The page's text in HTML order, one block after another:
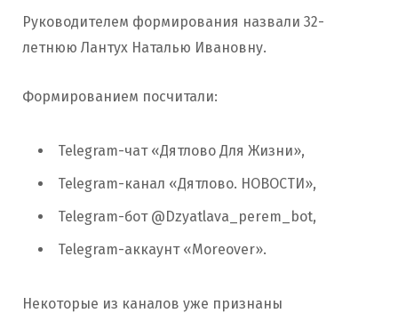
Руководителем формирования назвали 32-
летнюю Лантух Наталью Ивановну.
Формированием посчитали:
Telegram-чат «Дятлово Для Жизни»,
Telegram-канал «Дятлово. НОВОСТИ»,
Telegram-бот @Dzyatlava_perem_bot,
Telegram-аккаунт «Moreover».
Некоторые из каналов уже признаны